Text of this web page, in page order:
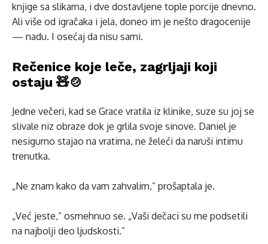
knjige sa slikama, i dve dostavljene tople porcije dnevno.
Ali više od igračaka i jela, doneo im je nešto dragocenije
— nadu. I osećaj da nisu sami.
Rečenice koje leče, zagrljaji koji
ostaju 🧸🍲
Jedne večeri, kad se Grace vratila iz klinike, suze su joj se
slivale niz obraze dok je grlila svoje sinove. Daniel je
nesigurno stajao na vratima, ne želeći da naruši intimu
trenutka.
„Ne znam kako da vam zahvalim,” prošaptala je.
„Već jeste,” osmehnuo se. „Vaši dečaci su me podsetili
na najbolji deo ljudskosti.”